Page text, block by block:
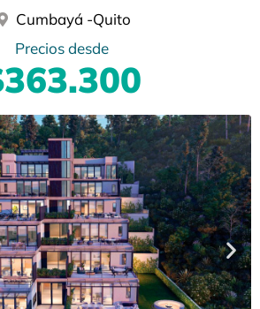
Cumbayá -Quito
Precios desde